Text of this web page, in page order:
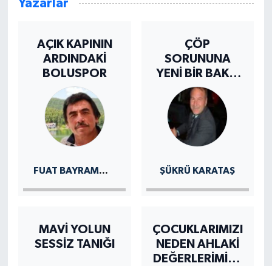
Yazarlar
AÇIK KAPININ
ARDINDAKİ
BOLUSPOR
FUAT BAYRAMOĞLU
ÇÖP
SORUNUNA
YENİ BİR BAKIŞ
YASAKLA DEĞİL
TEŞVİKLE TEMIZ
TÜRKİYE
ŞÜKRÜ KARATAŞ
MAVİ YOLUN
SESSİZ TANIĞI
ÇOCUKLARIMIZI
NEDEN AHLAKİ
DEĞERLERİMİZE